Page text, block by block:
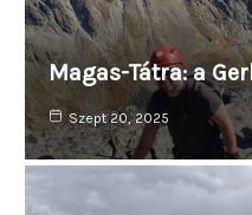
Magas-Tátra: a
Szept 20, 2025